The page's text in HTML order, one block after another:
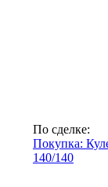
По сделке:
Покупка:
140/140